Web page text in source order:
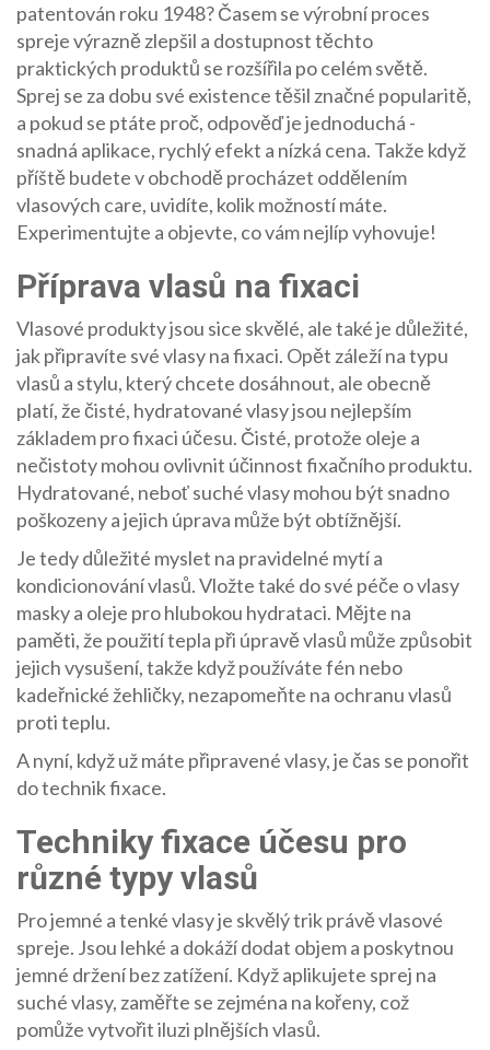
patentován roku 1948? Časem se výrobní proces
spreje výrazně zlepšil a dostupnost těchto
praktických produktů se rozšířila po celém světě.
Sprej se za dobu své existence těšil značné popularitě,
a pokud se ptáte proč, odpověď je jednoduchá -
snadná aplikace, rychlý efekt a nízká cena. Takže když
příště budete v obchodě procházet oddělením
vlasových care, uvidíte, kolik možností máte.
Experimentujte a objevte, co vám nejlíp vyhovuje!
Příprava vlasů na fixaci
Vlasové produkty jsou sice skvělé, ale také je důležité,
jak připravíte své vlasy na fixaci. Opět záleží na typu
vlasů a stylu, který chcete dosáhnout, ale obecně
platí, že čisté, hydratované vlasy jsou nejlepším
základem pro fixaci účesu. Čisté, protože oleje a
nečistoty mohou ovlivnit účinnost fixačního produktu.
Hydratované, neboť suché vlasy mohou být snadno
poškozeny a jejich úprava může být obtížnější.
Je tedy důležité myslet na pravidelné mytí a
kondicionování vlasů. Vložte také do své péče o vlasy
masky a oleje pro hlubokou hydrataci. Mějte na
paměti, že použití tepla při úpravě vlasů může způsobit
jejich vysušení, takže když používáte fén nebo
kadeřnické žehličky, nezapomeňte na ochranu vlasů
proti teplu.
A nyní, když už máte připravené vlasy, je čas se ponořit
do technik fixace.
Techniky fixace účesu pro
různé typy vlasů
Pro jemné a tenké vlasy je skvělý trik právě vlasové
spreje. Jsou lehké a dokáží dodat objem a poskytnou
jemné držení bez zatížení. Když aplikujete sprej na
suché vlasy, zaměřte se zejména na kořeny, což
pomůže vytvořit iluzi plnějších vlasů.